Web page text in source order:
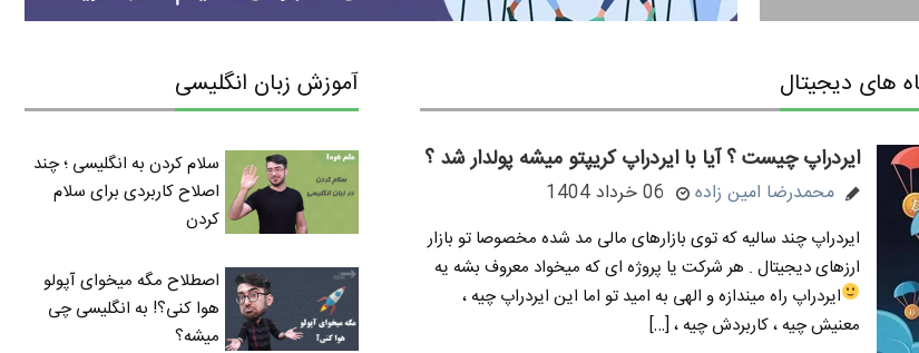
های دیجیتال
ایردراپ چیست ؟ آیا با ایردراپ کریپتو میشه پولدار شد ؟
محمدرضا امین زاده 06 خرداد 1404
ایردراپ چند سالیه که توی بازارهای مالی مد شده مخصوصا تو بازار
ارزهای دیجیتال . هر شرکت یا پروژه ای که میخواد معروف بشه یه
ایردراپ راه میندازه و الهی به امید تو اما این ایردراپ چیه ،
معنیش چیه ، کاربردش چیه ، […]
آموزش زبان انگلیسی
سلام کردن به انگلیسی ؛ چند
اصلاح کاربردی برای سلام
کردن
اصطلاح مگه میخوای آپولو
هوا کنی؟! به انگلیسی چی
میشه؟